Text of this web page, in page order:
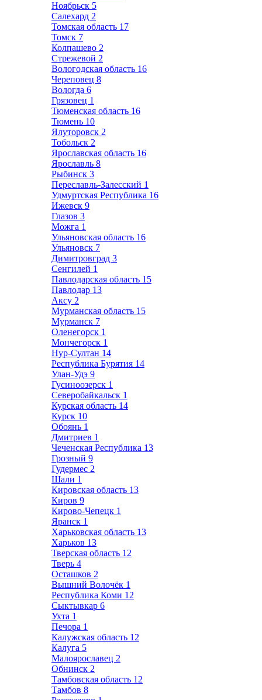
Ноябрьск 5
Салехард 2
Томская область 17
Томск 7
Колпашево 2
Стрежевой 2
Вологодская область 16
Череповец 8
Вологда 6
Грязовец 1
Тюменская область 16
Тюмень 10
Ялуторовск 2
Тобольск 2
Ярославская область 16
Ярославль 8
Рыбинск 3
Переславль-Залесский 1
Удмуртская Республика 16
Ижевск 9
Глазов 3
Можга 1
Ульяновская область 16
Ульяновск 7
Димитровград 3
Сенгилей 1
Павлодарская область 15
Павлодар 13
Аксу 2
Мурманская область 15
Мурманск 7
Оленегорск 1
Мончегорск 1
Нур-Султан 14
Республика Бурятия 14
Улан-Удэ 9
Гусиноозерск 1
Северобайкальск 1
Курская область 14
Курск 10
Обоянь 1
Дмитриев 1
Чеченская Республика 13
Грозный 9
Гудермес 2
Шали 1
Кировская область 13
Киров 9
Кирово-Чепецк 1
Яранск 1
Харьковская область 13
Харьков 13
Тверская область 12
Тверь 4
Осташков 2
Вышний Волочёк 1
Республика Коми 12
Сыктывкар 6
Ухта 1
Печора 1
Калужская область 12
Калуга 5
Малоярославец 2
Обнинск 2
Тамбовская область 12
Тамбов 8